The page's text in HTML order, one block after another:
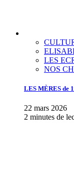
LES
NOS
LES MÈRES de
22 mars 2026
2 minutes de